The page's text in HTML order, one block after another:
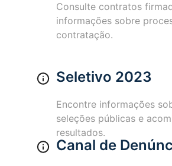
Consulte contratos
informações sobre
contratação.
Seletivo 2023
Encontre informações
seleções públicas e
resultados.
Canal de